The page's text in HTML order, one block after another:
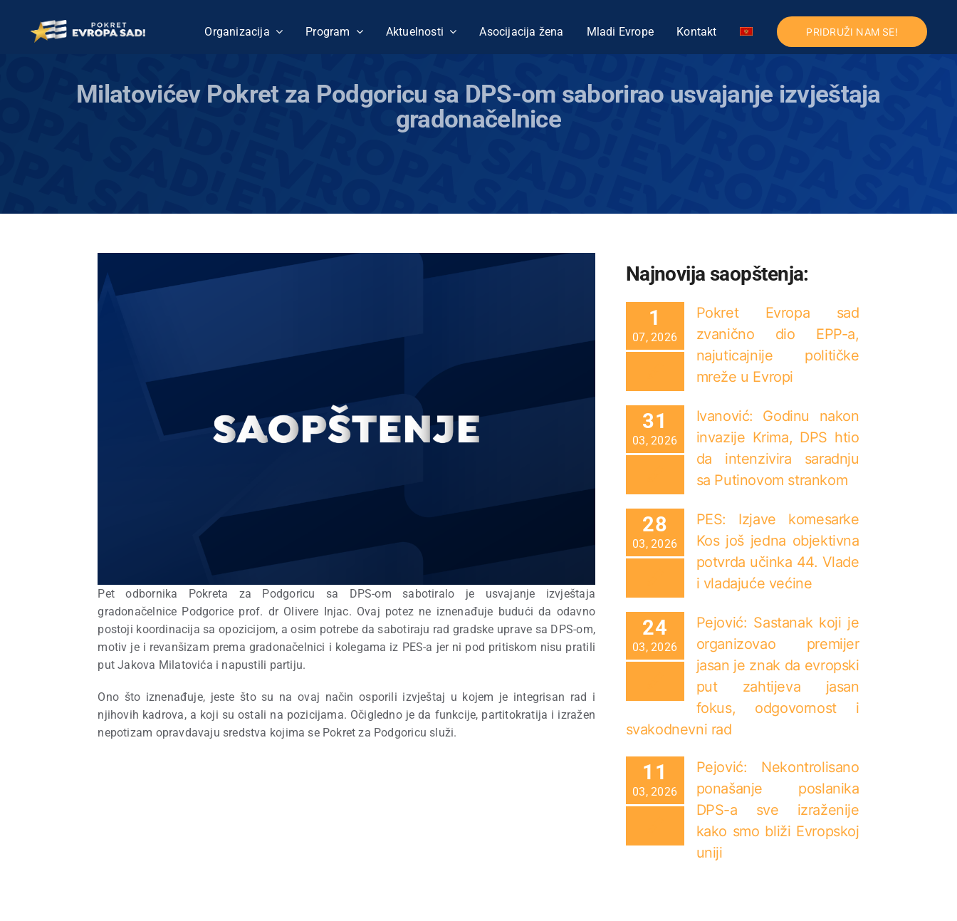
content
Organizacija Program Aktuelnosti Asocijacija žena Mladi Evrope Kontakt PRIDRUŽI NAM SE!
Milatovićev Pokret za Podgoricu sa DPS-om saborirao usvajanje izvještaja
gradonačelnice
Pet odbornika Pokreta za Podgoricu sa DPS-om sabotiralo je usvajanje izvještaja
gradonačelnice Podgorice prof. dr Olivere Injac. Ovaj potez ne iznenađuje budući da odavno
postoji koordinacija sa opozicijom, a osim potrebe da sabotiraju rad gradske uprave sa DPS-om,
motiv je i revanšizam prema gradonačelnici i kolegama iz PES-a jer ni pod pritiskom nisu pratili
put Jakova Milatovića i napustili partiju.
Ono što iznenađuje, jeste što su na ovaj način osporili izvještaj u kojem je integrisan rad i
njihovih kadrova, a koji su ostali na pozicijama. Očigledno je da funkcije, partitokratija i izražen
nepotizam opravdavaju sredstva kojima se Pokret za Podgoricu služi.
Najnovija saopštenja:
1
07, 2026
Pokret Evropa sad
zvanično dio EPP-a,
najuticajnije političke
mreže u Evropi
31
03, 2026
Ivanović: Godinu nakon
invazije Krima, DPS htio
da intenzivira saradnju
sa Putinovom strankom
28
03, 2026
PES: Izjave komesarke
Kos još jedna objektivna
potvrda učinka 44. Vlade
i vladajuće većine
24
03, 2026
Pejović: Sastanak koji je
organizovao premijer
jasan je znak da evropski
put zahtijeva jasan
fokus, odgovornost i
svakodnevni rad
11
03, 2026
Pejović: Nekontrolisano
ponašanje poslanika
DPS-a sve izraženije
kako smo bliži Evropskoj
uniji